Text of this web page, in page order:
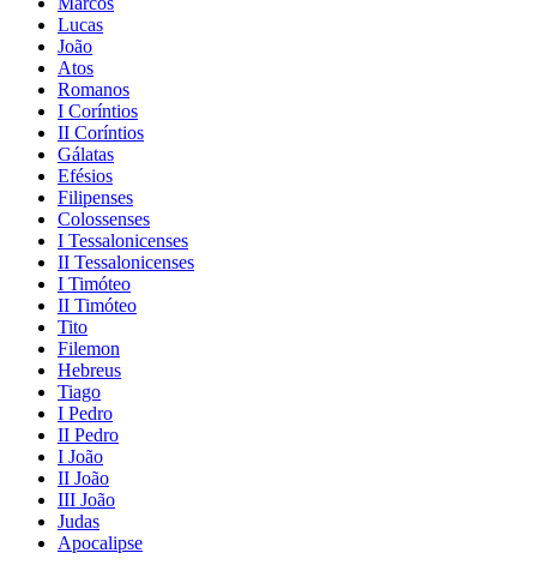
Lucas
João
Atos
Romanos
I Coríntios
II Coríntios
Gálatas
Efésios
Filipenses
Colossenses
I Tessalonicenses
II Tessalonicenses
I Timóteo
II Timóteo
Tito
Filemon
Hebreus
Tiago
I Pedro
II Pedro
I João
II João
III João
Judas
Apocalipse